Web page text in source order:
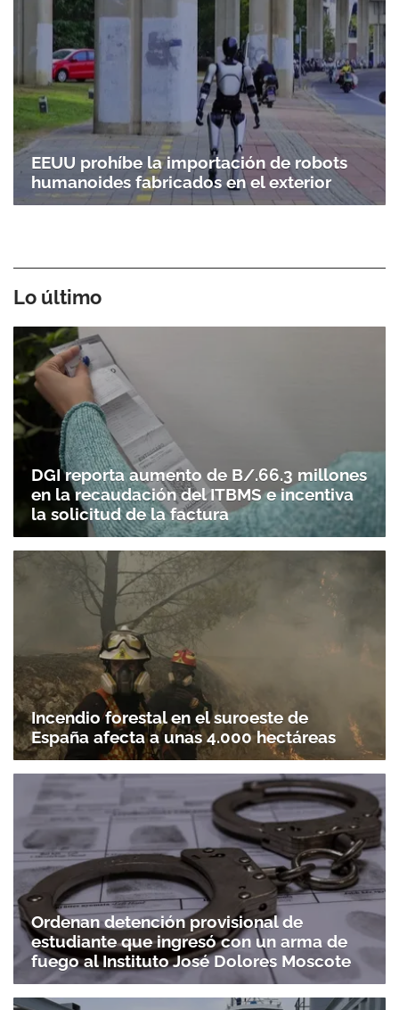
EEUU prohíbe la importación de robots
humanoides fabricados en el exterior
Lo último
DGI reporta aumento de B/.66.3 millones
en la recaudación del ITBMS e incentiva
la solicitud de la factura
Incendio forestal en el suroeste de
España afecta a unas 4.000 hectáreas
Ordenan detención provisional de
estudiante que ingresó con un arma de
fuego al Instituto José Dolores Moscote